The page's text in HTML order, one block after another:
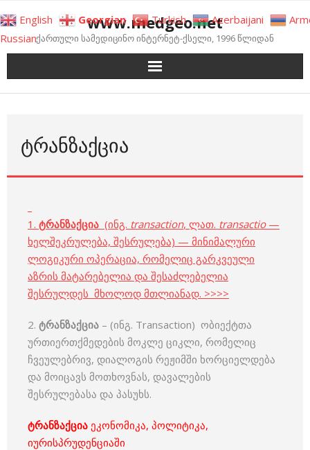
to
content
www.medgeo.net
ქართული სამედიცინო ინტერნეტ-ქსელი, 1996 წლიდან
ᲢᲠᲐᲜᲖᲐᲥᲪᲘᲐ
1. ტრანზაქცია (ინგ. transaction, ლათ. transactio—
ხელშეკრულება, შესრულება) — მინიმალური
ლოგიკური ოპერაცია, რომელიც გარკვეული
აზრის მატარებელია და შესაძლებელია
შესრულდეს მხოლოდ მთლიანად. >>>>
2. ტრანზაქცია – (ინგ. Transaction) ობიექტთა
ურთიერთქმედების მოკლე ციკლი, რომელიც
ჩვეულებრივ, დიალოგის რეჟიმში ხორციელდება
და მოიცავს მოთხოვნას, დავალების
შესრულებასა და პასუხს.
ტრანზაქცია ეკონომიკა, პოლიტიკა,
იურისპრუდენციაში
English Georgian Turkish Azerbaijani
Russian